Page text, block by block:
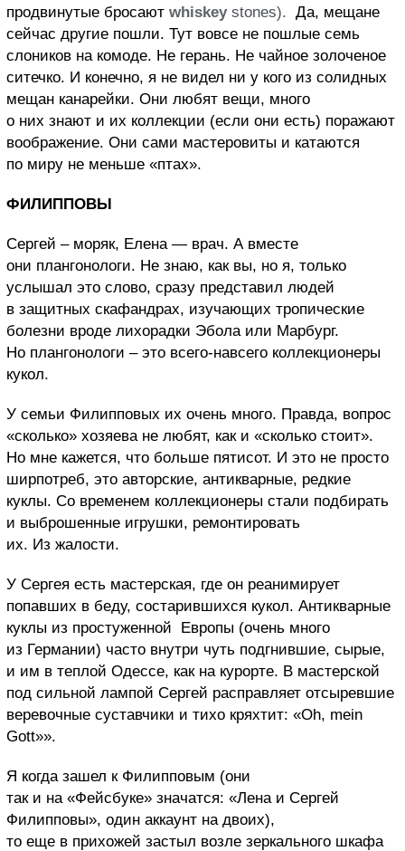
продвинутые бросают whiskey stones). Да, мещане
сейчас другие пошли. Тут вовсе не пошлые семь
слоников на комоде. Не герань. Не чайное золоченое
ситечко. И конечно, я не видел ни у кого из солидных
мещан канарейки. Они любят вещи, много
о них знают и их коллекции (если они есть) поражают
воображение. Они сами мастеровиты и катаются
по миру не меньше «птах».
ФИЛИППОВЫ
Сергей – моряк, Елена — врач. А вместе
они плангонологи. Не знаю, как вы, но я, только
услышал это слово, сразу представил людей
в защитных скафандрах, изучающих тропические
болезни вроде лихорадки Эбола или Марбург.
Но плангонологи – это всего-навсего коллекционеры
кукол.
У семьи Филипповых их очень много. Правда, вопрос
«сколько» хозяева не любят, как и «сколько стоит».
Но мне кажется, что больше пятисот. И это не просто
ширпотреб, это авторские, антикварные, редкие
куклы. Со временем коллекционеры стали подбирать
и выброшенные игрушки, ремонтировать
их. Из жалости.
У Сергея есть мастерская, где он реанимирует
попавших в беду, состарившихся кукол. Антикварные
куклы из простуженной
Европы (очень много
из Германии) часто внутри чуть подгнившие, сырые,
и им в теплой Одессе, как на курорте. В мастерской
под сильной лампой Сергей расправляет отсыревшие
веревочные суставчики и тихо кряхтит: «Oh, mein
Gott»».
Я когда зашел к Филипповым (они
так и на «Фейсбуке» значатся: «Лена и Сергей
Филипповы», один аккаунт на двоих),
то еще в прихожей застыл возле зеркального шкафа